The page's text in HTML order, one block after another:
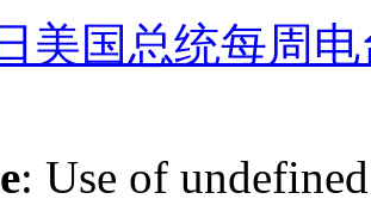
美国总统每周
: Use of